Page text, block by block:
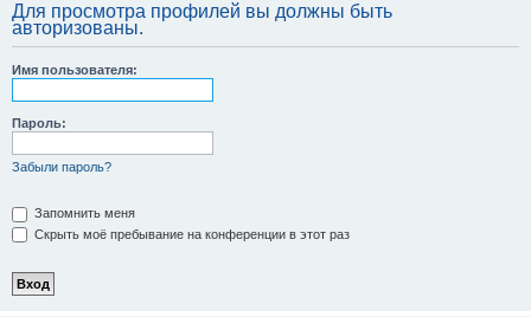
с
Для просмотра профилей вы должны быть
авторизованы.
Имя пользователя:
Пароль:
Забыли пароль?
Запомнить меня
Скрыть моё пребывание на конференции в этот раз